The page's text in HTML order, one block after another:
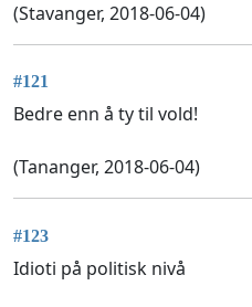
(Stavanger, 2018-06-04)
#121
Bedre enn å ty til vold!
(Tananger, 2018-06-04)
#123
Idioti på politisk nivå